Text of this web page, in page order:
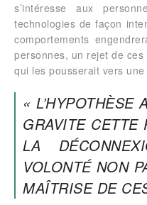
s’intéresse aux
technologies de façon
comportements
personnes, un rejet de
qui les pousserait vers
« L’HYPOTHÈSE
GRAVITE CETTE
LA
VOLONTÉ NON
MAÎTRISE DE